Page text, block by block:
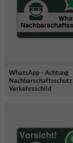
WhatsApp - Achtung
Nachbarschaftsschutz
Verkehrsschild